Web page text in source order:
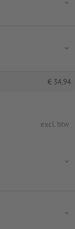
€ 34,94
excl. btw